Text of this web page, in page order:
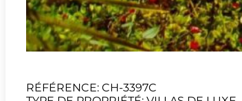
Villa Odin où
rencontrent.
RÉFÉRENCE: CH-3397C